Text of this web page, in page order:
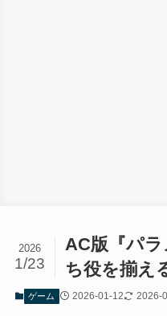
AC版『パ
ち役を揃え
2026
1/23
ゲーム 2026-01-12 2026-